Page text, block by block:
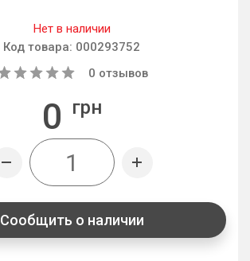
Нет в наличии
Код товара: 000293752
0 отзывов
0 грн
Сообщить о наличии